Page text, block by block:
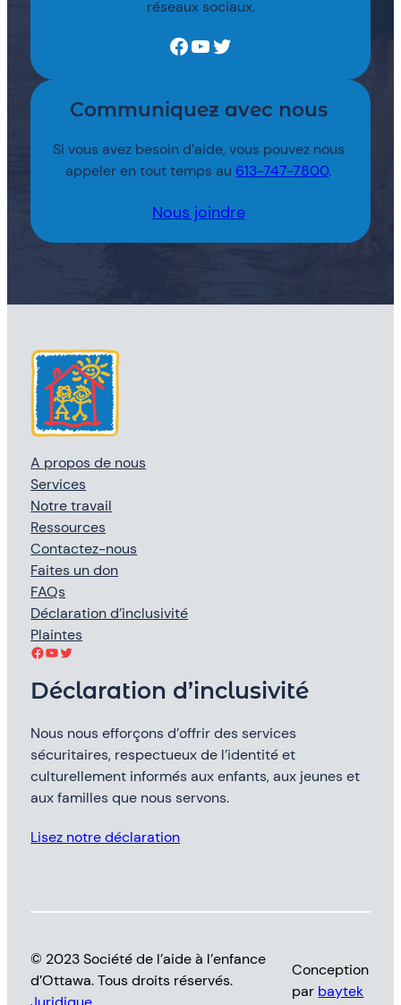
réseaux sociaux.
Facebook YouTube Twitter
Communiquez avec nous
Si vous avez besoin d’aide, vous pouvez nous
appeler en tout temps au 613-747-7800.
Nous joindre
A propos de nous
Services
Notre travail
Ressources
Contactez-nous
Faites un don
FAQs
Déclaration d’inclusivité
Plaintes
Facebook YouTube Twitter
Déclaration d’inclusivité
Nous nous efforçons d’offrir des services
sécuritaires, respectueux de l’identité et
culturellement informés aux enfants, aux jeunes et
aux familles que nous servons.
Lisez notre déclaration
© 2023 Société de l’aide à l’enfance
d’Ottawa. Tous droits réservés.
Conception
par baytek